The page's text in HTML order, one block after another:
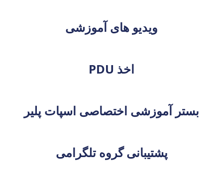
ویدیو های آموزشی
اخذ PDU
بستر آموزشی اختصاصی اسپات پلیر
پشتیبانی گروه تلگرامی